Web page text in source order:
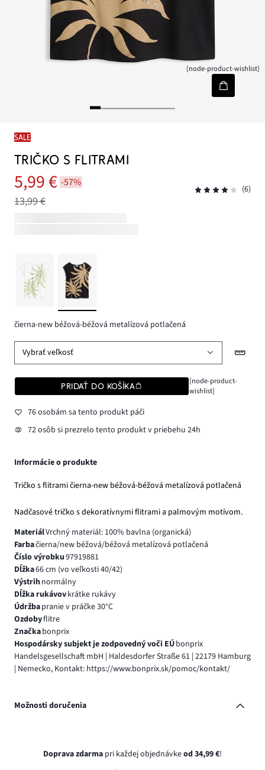
[node-product-wishlist]
SALE
TRIČKO S FLITRAMI
5,99 € -57%
13,99 €
(6)
čierna-new béžová-béžová metalízová potlačená
Vybrať veľkosť
PRIDAŤ DO KOŠÍKA
[node-product-
wishlist]
76 osobám sa tento produkt páči
72 osôb si prezrelo tento produkt v priebehu 24h
Informácie o produkte
Tričko s flitrami čierna-new béžová-béžová metalízová potlačená
Nadčasové tričko s dekoratívnymi flitrami a palmovým motívom.
MateriálVrchný materiál: 100% bavlna (organická)
Farbačierna/new béžová/béžová metalízová potlačená
Číslo výrobku97919881
Dĺžka66 cm (vo veľkosti 40/42)
Výstrihnormálny
Dĺžka rukávovkrátke rukávy
Údržbapranie v práčke 30°C
Ozdobyflitre
Značkabonprix
Hospodársky subjekt je zodpovedný voči EÚbonprix
Handelsgesellschaft mbH | Haldesdorfer Straße 61 | 22179 Hamburg
| Nemecko, Kontakt: https://www.bonprix.sk/pomoc/kontakt/
Možnosti doručenia
Doprava zdarma pri každej objednávkeod 34,99 €!